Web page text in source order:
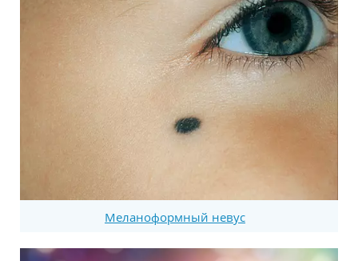
Меланоформный невус